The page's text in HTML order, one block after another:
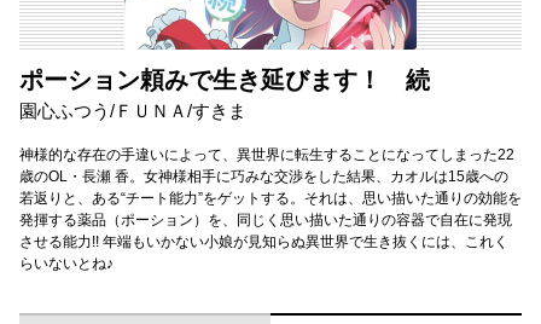
ポーション頼みで生き延びます！ 続
園心ふつう / ＦＵＮＡ/すきま
神様的な存在の手違いによって、異世界に転生することになってしまった22
歳のOL・長瀬 香。女神様相手に巧みな交渉をした結果、カオルは15歳への
若返りと、ある“チート能力”をゲットする。それは、思い描いた通りの効能を
発揮する薬品（ポーション）を、同じく思い描いた通りの容器で自在に発現
させる能力!! 年端もいかない小娘が見知らぬ異世界で生き抜くには、これく
らいないとね♪